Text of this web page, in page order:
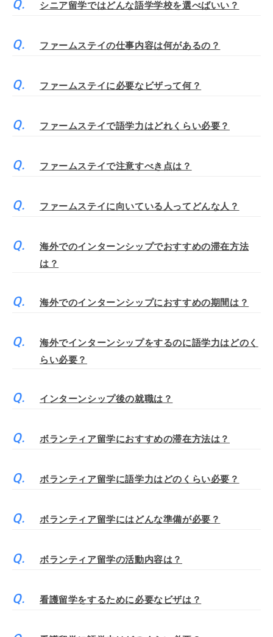
シニア留学ではどんな語学学校を選べばいい？
ファームステイの仕事内容は何があるの？
ファームステイに必要なビザって何？
ファームステイで語学力はどれくらい必要？
ファームステイで注意すべき点は？
ファームステイに向いている人ってどんな人？
海外でのインターンシップでおすすめの滞在方法
は？
海外でのインターンシップにおすすめの期間は？
海外でインターンシップをするのに語学力はどのく
らい必要？
インターンシップ後の就職は？
ボランティア留学におすすめの滞在方法は？
ボランティア留学に語学力はどのくらい必要？
ボランティア留学にはどんな準備が必要？
ボランティア留学の活動内容は？
看護留学をするために必要なビザは？